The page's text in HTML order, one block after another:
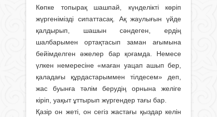
Көпке топырақ шашпай, күнделікті көріп
жүргенімізді сипаттасақ. Ақ жаулығын үйде
қалдырып, шашын сәндеген, ердің
шалбарымен ортақтасып заман ағымына
бейімделген әжелер бар қоғамда. Немесе
үлкен немересіне «маған уацап ашып бер,
қаладағы құрдастарыммен тілдесем» деп,
жас буынға тәлім берудің орнына желіге
кіріп, уақыт ұттырып жүргендер тағы бар.
Қазір он жеті, он сегіз жастағы қыздар келін